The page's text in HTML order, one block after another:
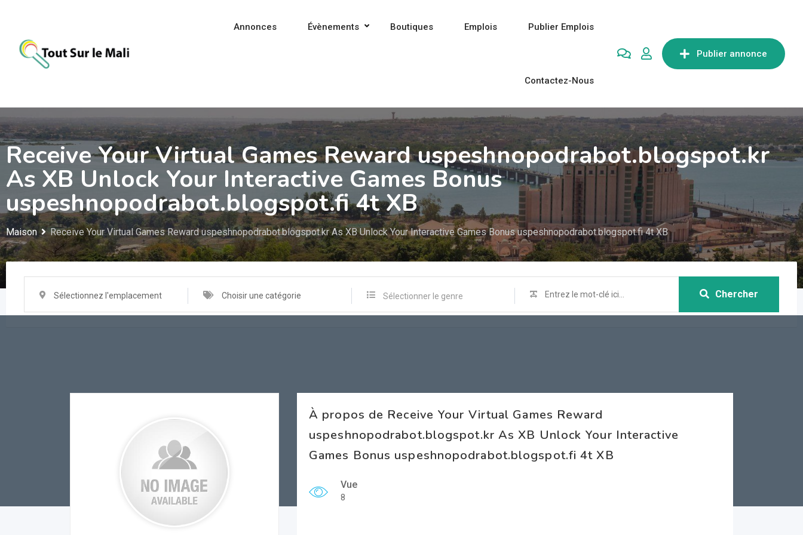
contenu
Publier annonce
Annonces Évènements Boutiques Emplois Publier Emplois
Contactez-Nous
Receive Your Virtual Games Reward uspeshnopodrabot.blogspot.kr
As XB Unlock Your Interactive Games Bonus
uspeshnopodrabot.blogspot.fi 4t XB
Maison Receive Your Virtual Games Reward uspeshnopodrabot.blogspot.kr As XB Unlock Your Interactive Games Bonus uspeshnopodrabot.blogspot.fi 4t XB
Sélectionnez l'emplacement Choisir une catégorie Sélectionner le genre Chercher
À propos de Receive Your Virtual Games Reward
uspeshnopodrabot.blogspot.kr As XB Unlock Your Interactive
Games Bonus uspeshnopodrabot.blogspot.fi 4t XB
Vue
8